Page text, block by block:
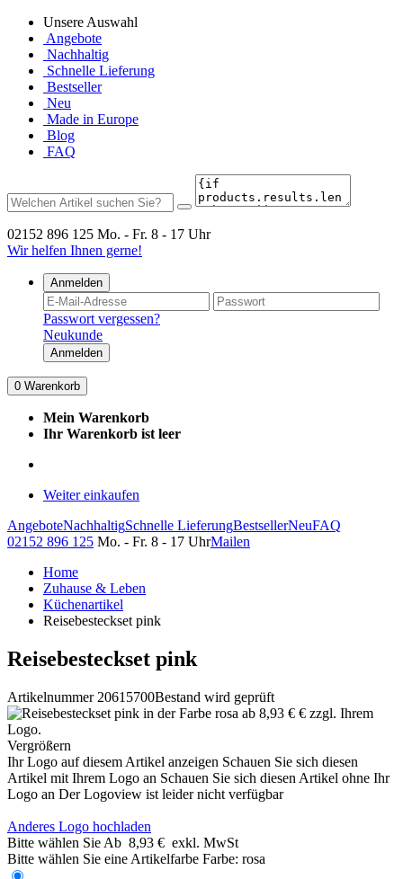
Unsere Auswahl
Angebote
Nachhaltig
Schnelle Lieferung
Bestseller
Neu
Made in Europe
Blog
FAQ
02152 896 125 Mo. - Fr. 8 - 17 Uhr
Wir helfen Ihnen gerne!
Anmelden
Passwort vergessen?
Neukunde
Anmelden
0 Warenkorb
Mein Warenkorb
Ihr Warenkorb ist leer
Weiter einkaufen
AngeboteNachhaltigSchnelle LieferungBestsellerNeuFAQ
02152 896 125 Mo. - Fr. 8 - 17 UhrMailen
Home
Zuhause & Leben
Küchenartikel
Reisebesteckset pink
Reisebesteckset pink
Artikelnummer 20615700Bestand wird geprüft
Vergrößern
Ihr Logo auf diesem Artikel anzeigen Schauen Sie sich diesen
Artikel mit Ihrem Logo an Schauen Sie sich diesen Artikel ohne Ihr
Logo an Der Logoview ist leider nicht verfügbar
Anderes Logo hochladen
Bitte wählen Sie Ab 8,93 € exkl. MwSt
Bitte wählen Sie eine Artikelfarbe Farbe: rosa